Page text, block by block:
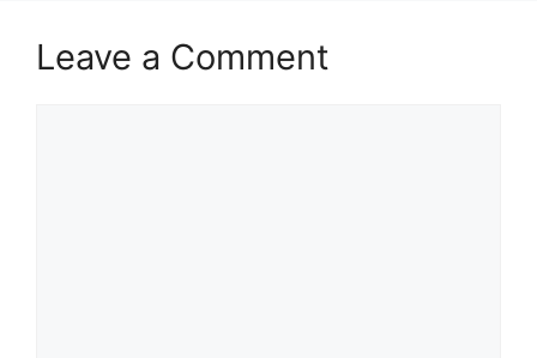
Leave a Comment